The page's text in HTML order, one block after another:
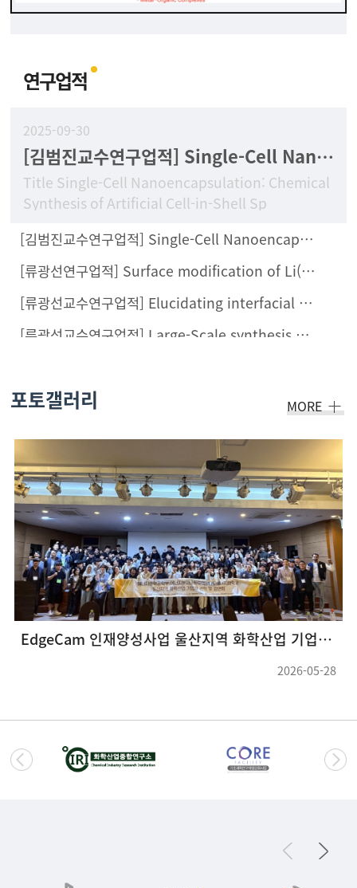
연구업적
2025-09-30
[김범진교수연구업적] Single-Cell Nanoencapsulation: Chemical Synthesis of Artificial Cell-in-Shell Spores
Title Single-Cell Nanoencapsulation: Chemical
Synthesis of Artificial Cell-in-Shell Sp
[김범진교수연구업적] Single-Cell Nanoencapsulation Enables Fabrication of Probiotics-Loaded Hydrogel Dressing with Improved Wound Healing Efficacy In Vivo
[류광선연구업적] Surface modification of Li(Ni0.8Co0.1Mn0.1)O2 with Li2ZrCl6 halide solid electrolyte for all-solid-state batteries
[류광선교수연구업적] Elucidating interfacial behaviors of Li-ion argyrodites through μ-cavity electrode analysis
[류광선교수연구업적] Large-Scale synthesis of metal halide doped Li7P2S8X solid electrolytes and their compatibility with organic solvents and binders
포토갤러리 MORE
EdgeCam 인재양성사업 울산지역 화학산업 기업체 견학 및 강연회(26.05.22 ~ 26.05.23) (3)
2026-05-28